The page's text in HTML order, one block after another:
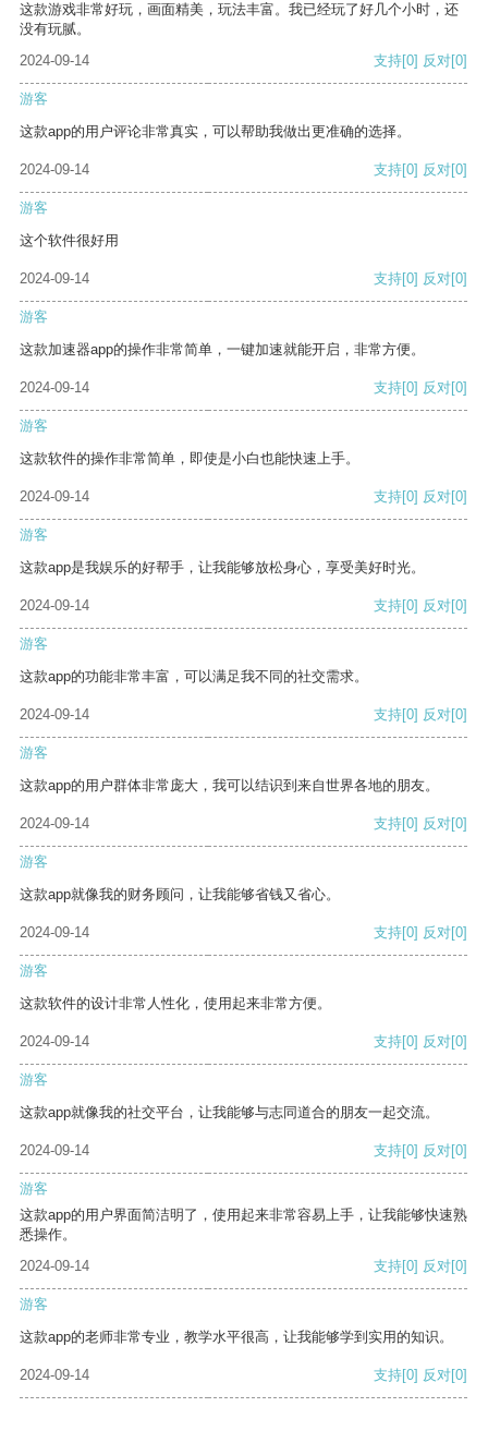
这款游戏非常好玩，画面精美，玩法丰富。我已经玩了好几个小时，还
没有玩腻。
2024-09-14
支持[0] 反对[0]
游客
这款app的用户评论非常真实，可以帮助我做出更准确的选择。
2024-09-14 支持[0] 反对[0]
游客
这个软件很好用
2024-09-14 支持[0] 反对[0]
游客
这款加速器app的操作非常简单，一键加速就能开启，非常方便。
2024-09-14 支持[0] 反对[0]
游客
这款软件的操作非常简单，即使是小白也能快速上手。
2024-09-14 支持[0] 反对[0]
游客
这款app是我娱乐的好帮手，让我能够放松身心，享受美好时光。
2024-09-14 支持[0] 反对[0]
游客
这款app的功能非常丰富，可以满足我不同的社交需求。
2024-09-14 支持[0] 反对[0]
游客
这款app的用户群体非常庞大，我可以结识到来自世界各地的朋友。
2024-09-14 支持[0] 反对[0]
游客
这款app就像我的财务顾问，让我能够省钱又省心。
2024-09-14 支持[0] 反对[0]
游客
这款软件的设计非常人性化，使用起来非常方便。
2024-09-14 支持[0] 反对[0]
游客
这款app就像我的社交平台，让我能够与志同道合的朋友一起交流。
2024-09-14 支持[0] 反对[0]
游客
这款app的用户界面简洁明了，使用起来非常容易上手，让我能够快速熟
悉操作。
2024-09-14
支持[0] 反对[0]
游客
这款app的老师非常专业，教学水平很高，让我能够学到实用的知识。
2024-09-14 支持[0] 反对[0]